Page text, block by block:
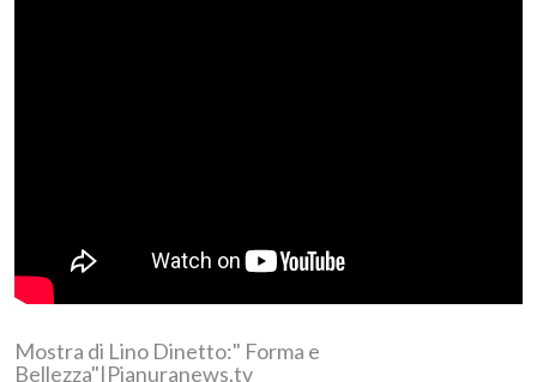
Mostra di Lino Dinetto:" Forma e
Bellezza"|Pianuranews.tv